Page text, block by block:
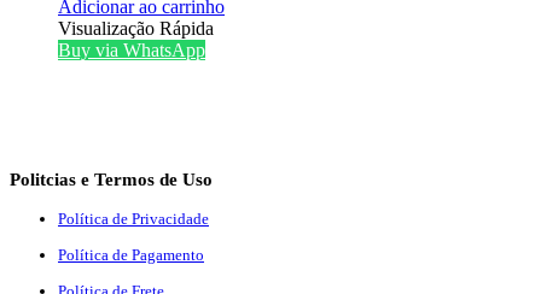
Adicionar ao carrinho
Visualização Rápida
Buy via WhatsApp
Politcias e Termos de Uso
Política de Privacidade
Política de Pagamento